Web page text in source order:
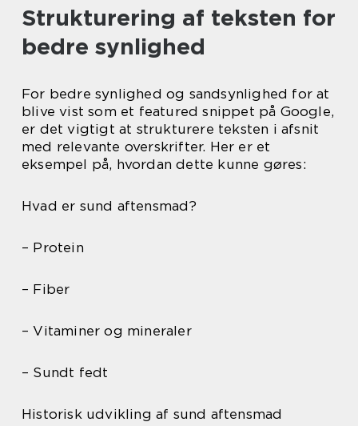
Strukturering af teksten for
bedre synlighed
For bedre synlighed og sandsynlighed for at
blive vist som et featured snippet på Google,
er det vigtigt at strukturere teksten i afsnit
med relevante overskrifter. Her er et
eksempel på, hvordan dette kunne gøres:
Hvad er sund aftensmad?
– Protein
– Fiber
– Vitaminer og mineraler
– Sundt fedt
Historisk udvikling af sund aftensmad